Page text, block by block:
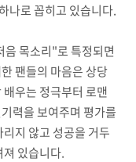
나로 꼽히고 있습니다.
음 목소리"로 특정되면
팬들의 마음은 상당
우는 정극부터 로맨
력을 보여주며 평가를
지 않고 성공을 거두
있습니다.